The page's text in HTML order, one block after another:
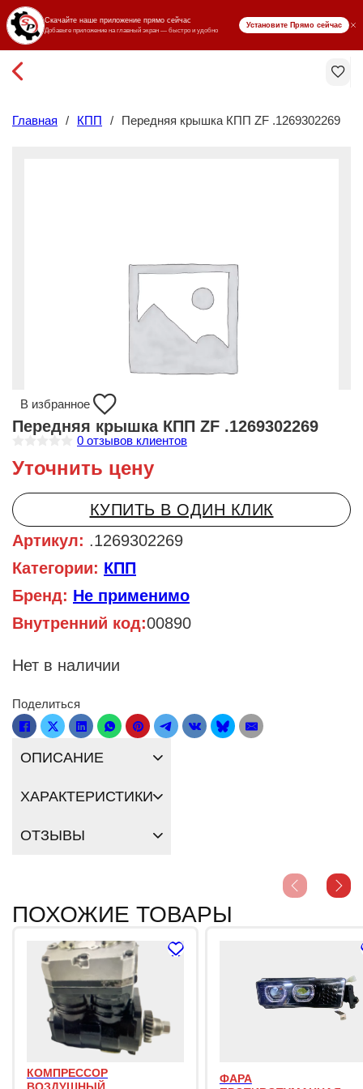
₸ KZT
Главная / КПП / Передняя крышка КПП ZF .1269302269
В избранное
Передняя крышка КПП ZF .1269302269
ц
е
к
а
0
и
з
5
0 отзывов клиентов
Уточнить цену
КУПИТЬ В ОДИН КЛИК
Артикул: .1269302269
Категории: КПП
Бренд: Не применимо
Внутренний код:00890
Нет в наличии
Поделиться
ОПИСАНИЕ
ХАРАКТЕРИСТИКИ
ОТЗЫВЫ
ПОХОЖИЕ ТОВАРЫ
КОМПРЕССОР
ВОЗДУШНЫЙ
ФАРА